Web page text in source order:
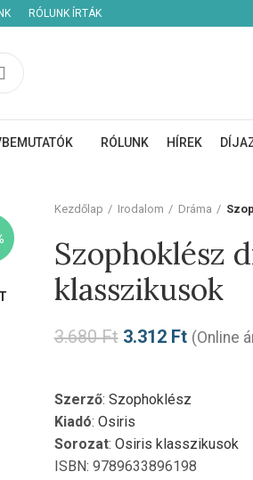
RÓLUNK ÍRTÁK
RÓLUNK HÍREK
Kezdőlap Irodalom Dráma
Szophoklész
klasszikusok
3.680Ft 3.312 Ft (Online
Szerző: Szophoklész
Kiadó: Osiris
Sorozat: Osiris klasszikusok
ISBN: 9789633896198